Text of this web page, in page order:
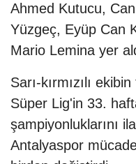
Ahmed Kutucu,
Yüzgeç, Eyüp Can
Mario Lemina yer
Sarı-kırmızılı
Süper Lig'in 33.
şampiyonluklarını
Antalyaspor